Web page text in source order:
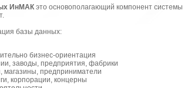
ИнМАК это основополагающий компонент
базы данных:
бизнес-ориентация
заводы, предприятия, фабрики
предприниматели
корпорации, концерны